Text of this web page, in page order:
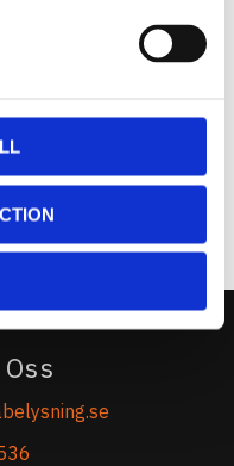
En Flerfunktionsficklampa
passaande som EDC -